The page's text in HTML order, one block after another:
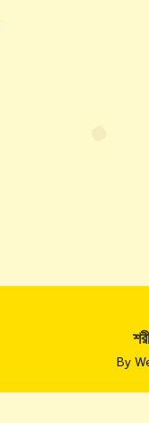
by
By